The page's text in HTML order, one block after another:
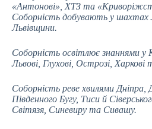
«Антонові», ХТЗ та
Соборність добувають у
Львівщини.
Соборність освітлює знаннями у
Львові, Глухові, Острозі, Харкові
Соборність реве хвилями Дніпра,
Південного Бугу, Тиси й
Світязя, Синевиру та Сивашу.